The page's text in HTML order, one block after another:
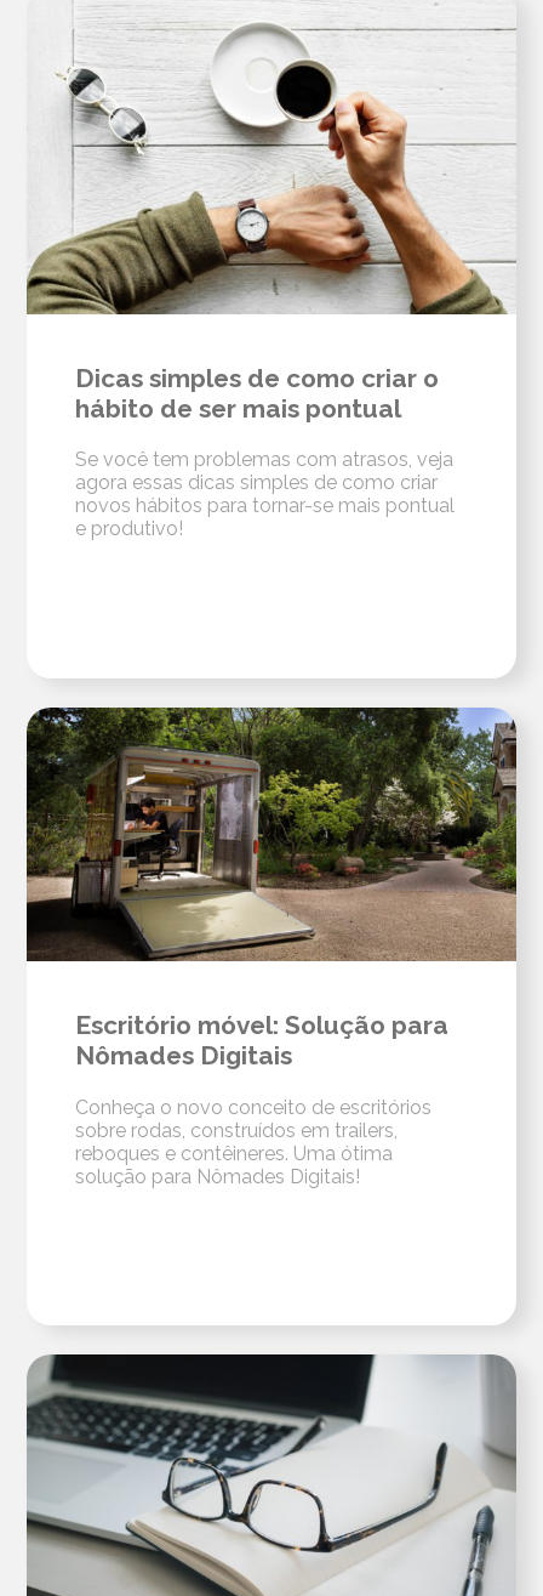
Dicas simples de como criar o
hábito de ser mais pontual
Se você tem problemas com atrasos, veja
agora essas dicas simples de como criar
novos hábitos para tornar-se mais pontual
e produtivo!
Escritório móvel: Solução para
Nômades Digitais
Conheça o novo conceito de escritórios
sobre rodas, construídos em trailers,
reboques e contêineres. Uma ótima
solução para Nômades Digitais!